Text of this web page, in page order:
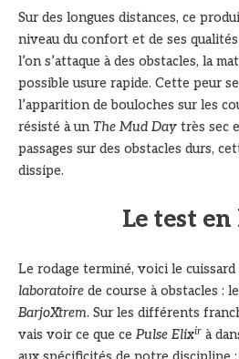
Sur des longues distances, ce
niveau du confort et de ses
l’on s’attaque à des obstacles, la
possible usure rapide. Cette peur
l’apparition de bouloches sur les
résisté à un The Mud Day très sec
passages sur des obstacles durs,
dissipe.
Le test
Le rodage terminé, voici le cuissard
laboratoire de course à obstacles :
BarjoXtrem. Sur les différents
vais voir ce que ce Pulse Elixir à